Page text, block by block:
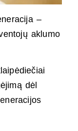
–
aklumo
dėl